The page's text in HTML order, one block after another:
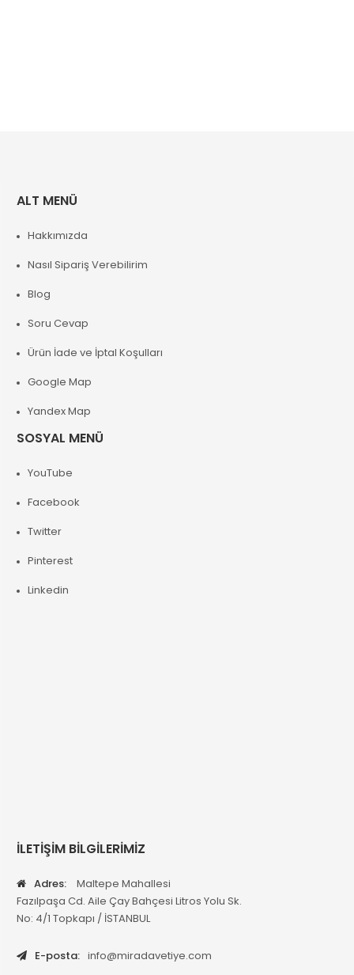
ALT MENÜ
Hakkımızda
Nasıl Sipariş Verebilirim
Blog
Soru Cevap
Ürün İade ve İptal Koşulları
Google Map
Yandex Map
SOSYAL MENÜ
YouTube
Facebook
Twitter
Pinterest
Linkedin
İLETİŞİM BİLGİLERİMİZ
Adres:
Maltepe Mahallesi
Fazılpaşa Cd. Aile Çay Bahçesi Litros Yolu Sk.
No: 4/1 Topkapı / İSTANBUL
E-posta: info@miradavetiye.com